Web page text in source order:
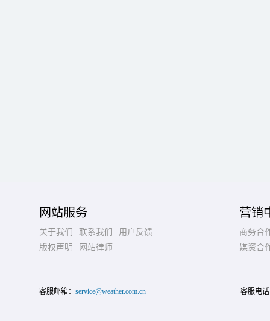
网站服务
关于我们 联系我们
用户反馈
版权声明
网站律师
营销
商务合
媒资合
客服邮箱： service@weather.com.cn 客服电